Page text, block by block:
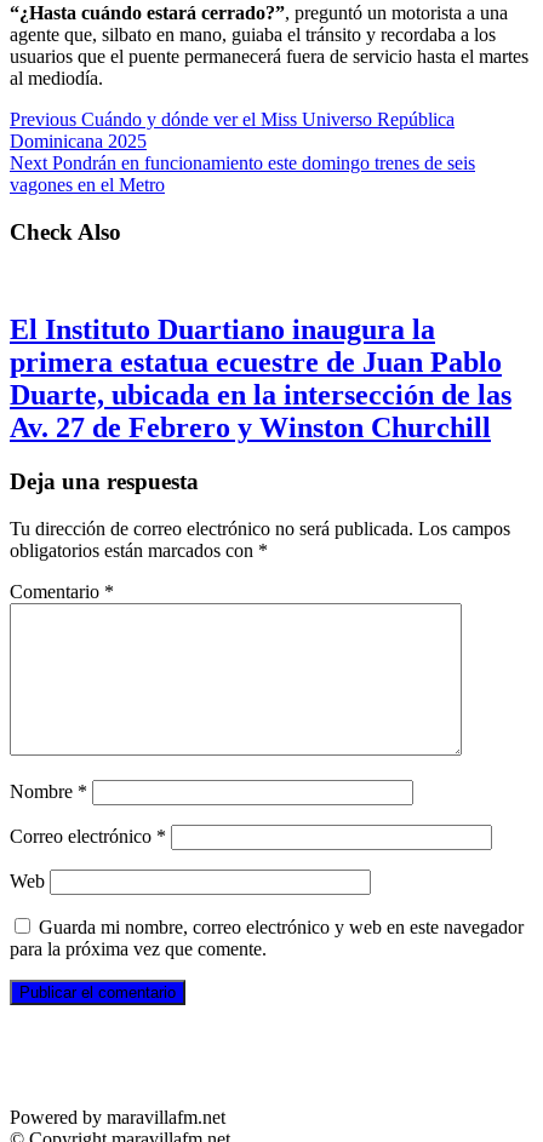
“¿Hasta cuándo estará cerrado?”, preguntó un motorista a una
agente que, silbato en mano, guiaba el tránsito y recordaba a los
usuarios que el puente permanecerá fuera de servicio hasta el martes
al mediodía.
Previous Cuándo y dónde ver el Miss Universo República
Dominicana 2025
Next Pondrán en funcionamiento este domingo trenes de seis
vagones en el Metro
Check Also
El Instituto Duartiano inaugura la
primera estatua ecuestre de Juan Pablo
Duarte, ubicada en la intersección de las
Av. 27 de Febrero y Winston Churchill
Deja una respuesta
Tu dirección de correo electrónico no será publicada. Los campos
obligatorios están marcados con *
Comentario *
Nombre *
Correo electrónico *
Web
Guarda mi nombre, correo electrónico y web en este navegador
para la próxima vez que comente.
Powered by maravillafm.net